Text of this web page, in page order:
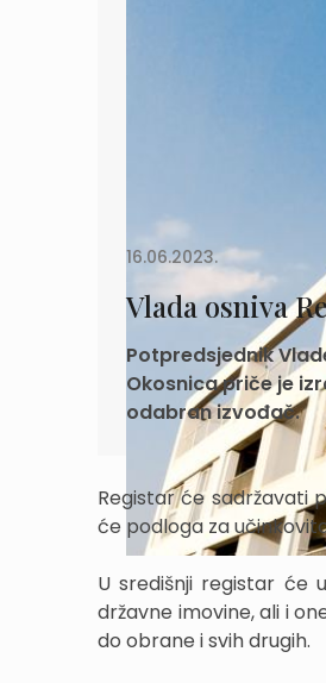
16.06.2023.
Vlada osniva
Potpredsjednik
Okosnica priče je
odabran izvođač.
Registar će sadržavati
će podloga za
U središnji registar će
državne imovine, ali i
do obrane i svih drugih.